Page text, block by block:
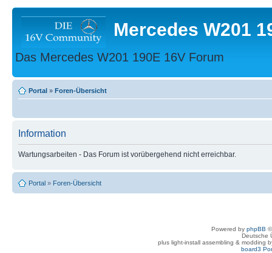
Mercedes W201
Das Mercedes W201 190E 16V Forum
Portal » Foren-Übersicht
Information
Wartungsarbeiten - Das Forum ist vorübergehend nicht erreichbar.
Portal » Foren-Übersicht
Powered by phpBB
Deutsche
plus light-install assembling & modding
board3